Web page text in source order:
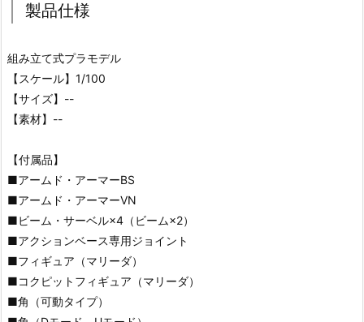
製品仕様
組み立て式プラモデル
【スケール】1/100
【サイズ】--
【素材】--
【付属品】
■アームド・アーマーBS
■アームド・アーマーVN
■ビーム・サーベル×4（ビーム×2）
■アクションベース専用ジョイント
■フィギュア（マリーダ）
■コクピットフィギュア（マリーダ）
■角（可動タイプ）